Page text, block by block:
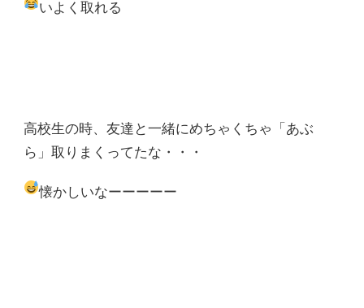
いよく取れる
高校生の時、友達と一緒にめちゃくちゃ「あぶ
ら」取りまくってたな・・・
懐かしいなーーーーー